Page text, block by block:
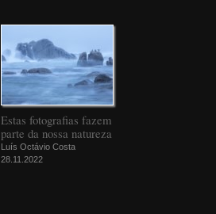
Estas fotografias fazem
parte da nossa natureza
Luís Octávio Costa
28.11.2022